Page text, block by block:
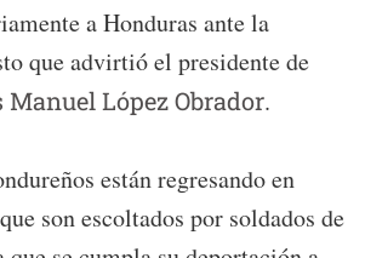
a Honduras ante la
que advirtió el presidente de
Manuel López Obrador.
están regresando en
son escoltados por soldados de